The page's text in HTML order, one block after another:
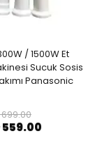
/ 1500W Et
Sucuk Sosis
Panasonic